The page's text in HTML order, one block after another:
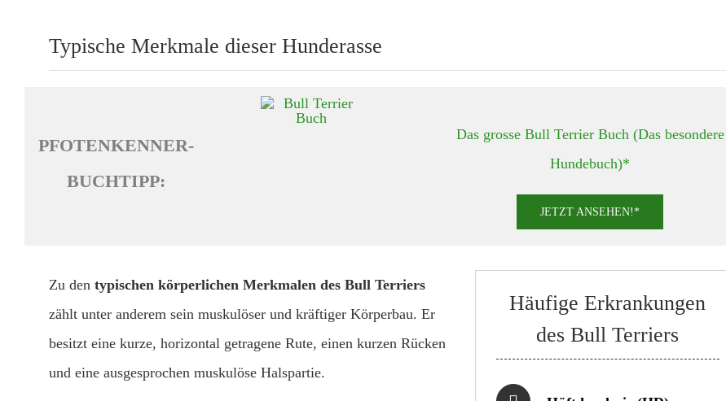
Typische Merkmale dieser Hunderasse
PFOTENKENNER-
BUCHTIPP:
Das grosse Bull Terrier Buch (Das besondere
Hundebuch)*
JETZT ANSEHEN!*
Zu den typischen körperlichen Merkmalen des Bull Terriers
zählt unter anderem sein muskulöser und kräftiger Körperbau. Er
besitzt eine kurze, horizontal getragene Rute, einen kurzen Rücken
und eine ausgesprochen muskulöse Halspartie.
Häufige Erkrankungen
des Bull Terriers